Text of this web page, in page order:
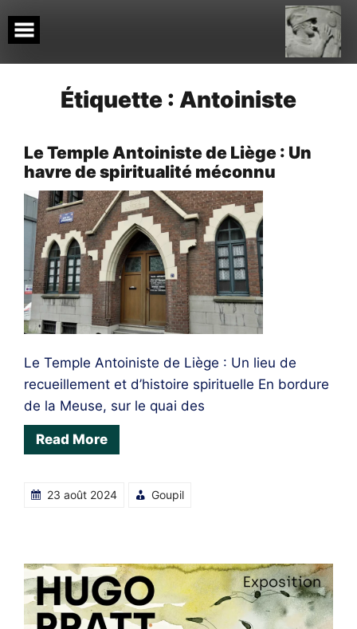
to
content
Étiquette : Antoiniste
Le Temple Antoiniste de Liège : Un
havre de spiritualité méconnu
Le Temple Antoiniste de Liège : Un lieu de
recueillement et d’histoire spirituelle En bordure
de la Meuse, sur le quai des
Read More
23 août 2024 Goupil